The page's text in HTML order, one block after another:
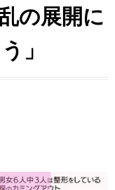
の展開に
」